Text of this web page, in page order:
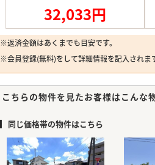
32,033円
※返済金額はあくまでも目安です。
※会員登録(無料)をして詳細情報を記入されま
こちらの物件を見たお客様はこんな
同じ価格帯の物件はこちら